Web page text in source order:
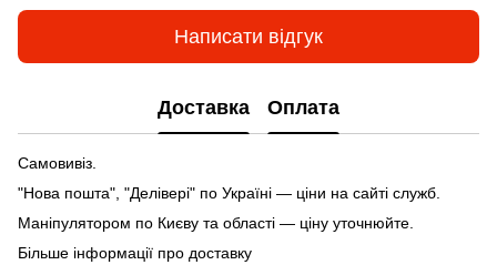
Написати відгук
Доставка Оплата
Самовивіз.
"Нова пошта", "Делівері" по Україні — ціни на сайті служб.
Маніпулятором по Києву та області — ціну уточнюйте.
Більше інформації про доставку